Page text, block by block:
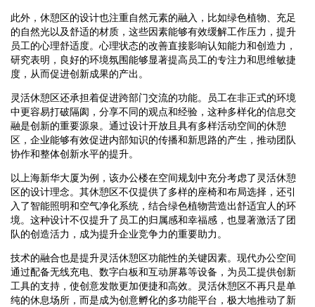
此外，休憩区的设计也注重自然元素的融入，比如绿色植物、充足
的自然光以及舒适的材质，这些因素能够有效缓解工作压力，提升
员工的心理舒适度。心理状态的改善直接影响认知能力和创造力，
研究表明，良好的环境氛围能够显著提高员工的专注力和思维敏捷
度，从而促进创新成果的产出。
灵活休憩区还承担着促进跨部门交流的功能。员工在非正式的环境
中更容易打破隔阂，分享不同的观点和经验，这种多样化的信息交
融是创新的重要源泉。通过设计开放且具有多样活动空间的休憩
区，企业能够有效促进内部知识的传播和新思路的产生，推动团队
协作和整体创新水平的提升。
以上海新华大厦为例，该办公楼在空间规划中充分考虑了灵活休憩
区的设计理念。其休憩区不仅提供了多样的座椅和布局选择，还引
入了智能照明和空气净化系统，结合绿色植物营造出舒适宜人的环
境。这种设计不仅提升了员工的归属感和幸福感，也显著激活了团
队的创造活力，成为提升企业竞争力的重要助力。
技术的融合也是提升灵活休憩区功能性的关键因素。现代办公空间
通过配备无线充电、数字白板和互动屏幕等设备，为员工提供创新
工具的支持，使创意发散更加便捷和高效。灵活休憩区不再只是单
纯的休息场所，而是成为创意孵化的多功能平台，极大地推动了新